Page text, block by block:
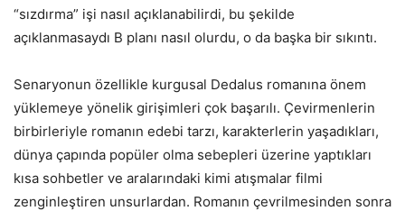
“sızdırma” işi nasıl açıklanabilirdi, bu şekilde
açıklanmasaydı B planı nasıl olurdu, o da başka bir sıkıntı.
Senaryonun özellikle kurgusal Dedalus romanına önem
yüklemeye yönelik girişimleri çok başarılı. Çevirmenlerin
birbirleriyle romanın edebi tarzı, karakterlerin yaşadıkları,
dünya çapında popüler olma sebepleri üzerine yaptıkları
kısa sohbetler ve aralarındaki kimi atışmalar filmi
zenginleştiren unsurlardan. Romanın çevrilmesinden sonra